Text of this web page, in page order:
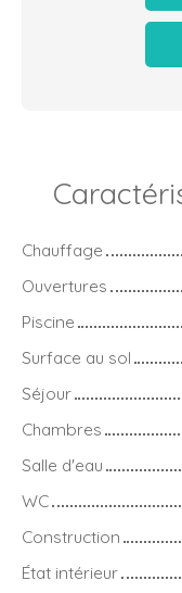
Chauffage
Ouvertures
Piscine
Surface au sol
Séjour
Chambres
Salle d'eau
WC
Construction
État intérieur